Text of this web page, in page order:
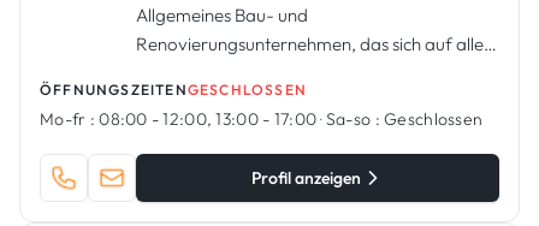
Allgemeines Bau- und
Renovierungsunternehmen, das sich auf alle
Renovierungsprojekten spezialisiert hat.
ÖFFNUNGSZEITENGESCHLOSSEN
Mo-fr : 08:00 - 12:00, 13:00 - 17:00·Sa-so : Geschlossen
Profil anzeigen